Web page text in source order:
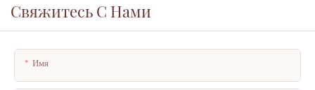
Свяжитесь С Нами
Имя